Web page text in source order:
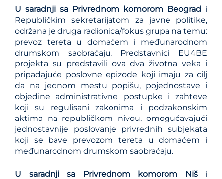
U saradnji sa Privrednom komorom Beograd i
Republičkim sekretarijatom za javne politike,
održana je druga radionica/fokus grupa na temu:
prevoz tereta u domaćem i međunarodnom
drumskom saobraćaju. Predstavnici EU4BE
projekta su predstavili ova dva životna veka i
pripadajuće poslovne epizode koji imaju za cilj
da na jednom mestu popišu, pojednostave i
objedine administrativne postupke i zahteve
koji su regulisani zakonima i podzakonskim
aktima na republičkom nivou, omogućavajući
jednostavnije poslovanje privrednih subjekata
koji se bave prevozom tereta u domaćem i
međunarodnom drumskom saobraćaju.
U saradnji sa Privrednom komorom Niši